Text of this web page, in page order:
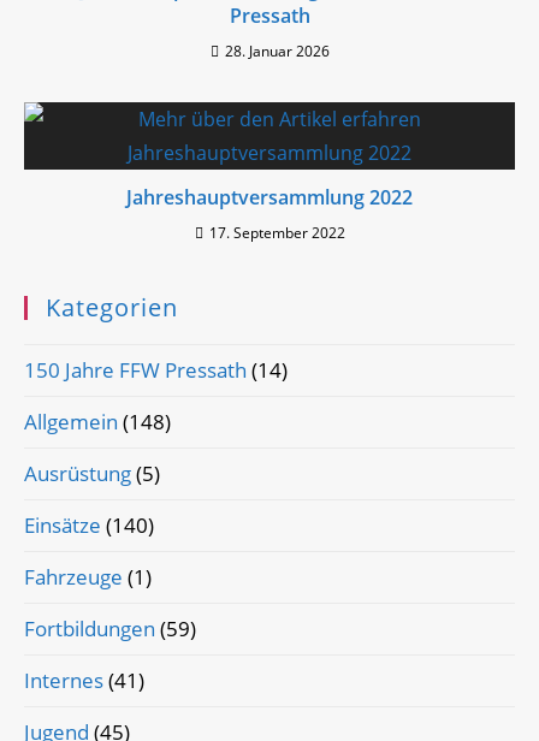
Pressath
28. Januar 2026
Jahreshauptversammlung 2022
17. September 2022
Kategorien
150 Jahre FFW Pressath (14)
Allgemein (148)
Ausrüstung(5)
Einsätze (140)
Fahrzeuge (1)
Fortbildungen (59)
Internes(41)
Jugend (45)